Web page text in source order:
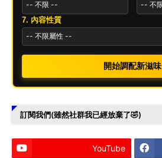
7. 內容性質
開始調配新滋味
訂閱我們(雖然社群我已經放棄了🤣)
YouTube